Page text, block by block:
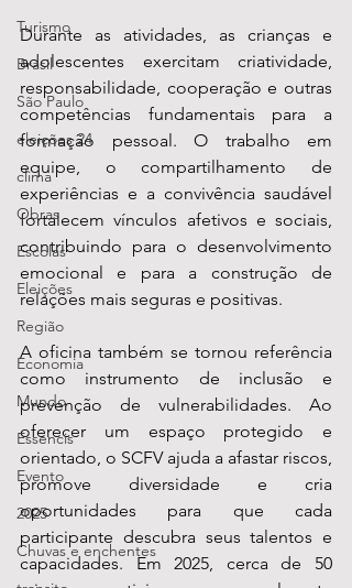
Turismo
Brasil
São Paulo
eleições 24
clima
Obras
Escolas
Eleições
Região
Economia
Mundo
Essencis
Evento
2025
Chuvas e enchentes
Durante as atividades, as crianças e
adolescentes exercitam criatividade,
responsabilidade, cooperação e outras
competências fundamentais para a
formação pessoal. O trabalho em
equipe, o compartilhamento de
experiências e a convivência saudável
fortalecem vínculos afetivos e sociais,
contribuindo para o desenvolvimento
emocional e para a construção de
relações mais seguras e positivas.
A oficina também se tornou referência
como instrumento de inclusão e
prevenção de vulnerabilidades. Ao
oferecer um espaço protegido e
orientado, o SCFV ajuda a afastar riscos,
promove diversidade e cria
oportunidades para que cada
participante descubra seus talentos e
capacidades. Em 2025, cerca de 50